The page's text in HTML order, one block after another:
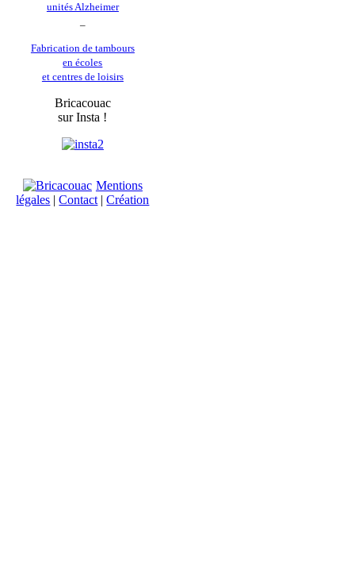
unités Alzheimer
Fabrication de tambours
en écoles
et centres de loisirs
Bricacouac
sur Insta !
Mentions
légales |Contact |Création